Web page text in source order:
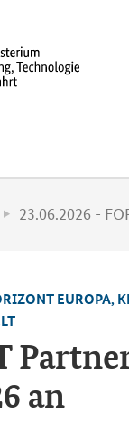
23.06.2026 -
EU­RO­PA,
an